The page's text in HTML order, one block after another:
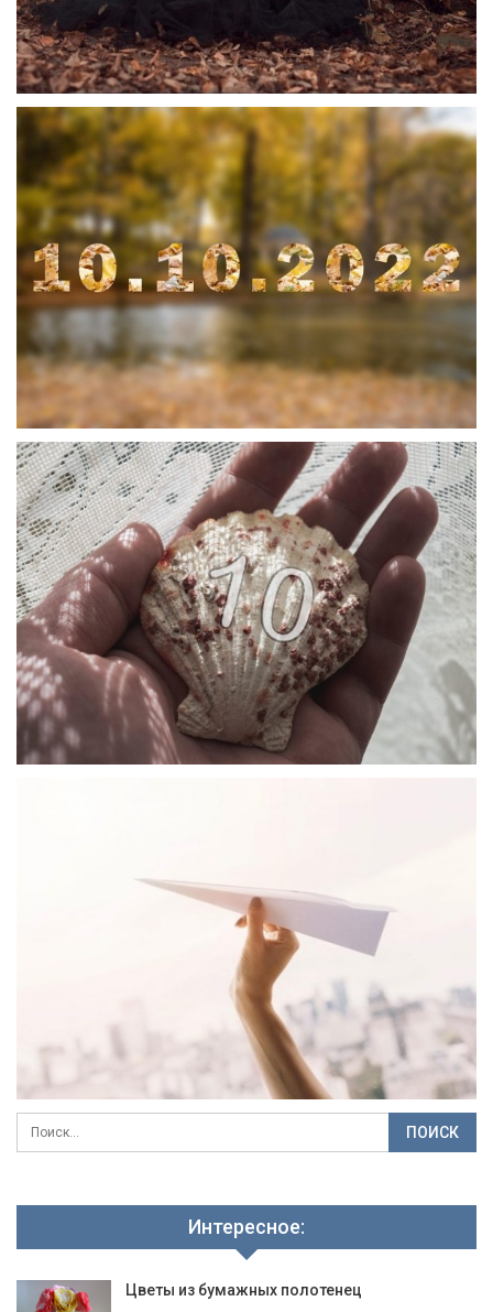
Интересное:
Цветы из бумажных полотенец